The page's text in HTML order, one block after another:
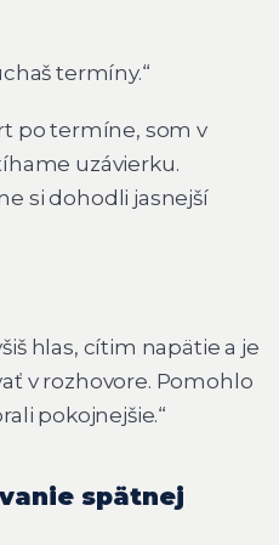
termíny.“
po termíne, som v
uzávierku.
si dohodli jasnejší
hlas, cítim napätie a je
v rozhovore. Pomohlo
pokojnejšie.“
spätnej